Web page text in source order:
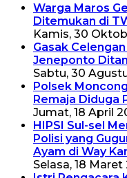
Warga Maros
Ditemukan di
Kamis, 30
Gasak
Jeneponto
Sabtu, 30
Polsek
Remaja Diduga
Jumat, 18 April
HIPSI Sul-sel
Polisi yang
Ayam di Way
Selasa, 18 Maret